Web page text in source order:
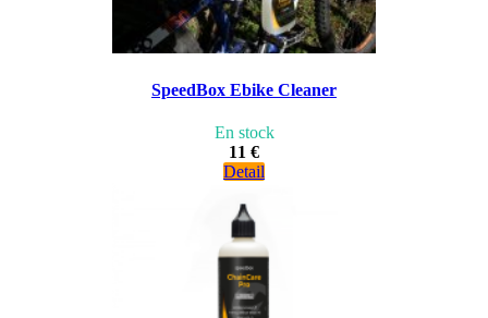
SpeedBox Ebike Cleaner
En stock
11 €
Detail